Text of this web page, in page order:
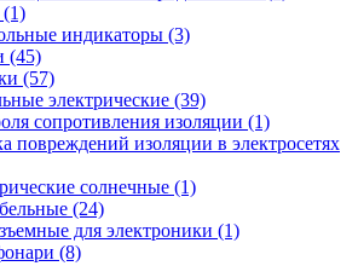
индикаторы (3)
(45)
(57)
электрические (39)
сопротивления изоляции (1)
повреждений изоляции в электросетях
солнечные (1)
(24)
для электроники (1)
(8)